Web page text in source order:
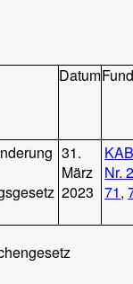
Datum
31.
März
2023
Nr.
71,